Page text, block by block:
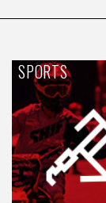
SPORTS